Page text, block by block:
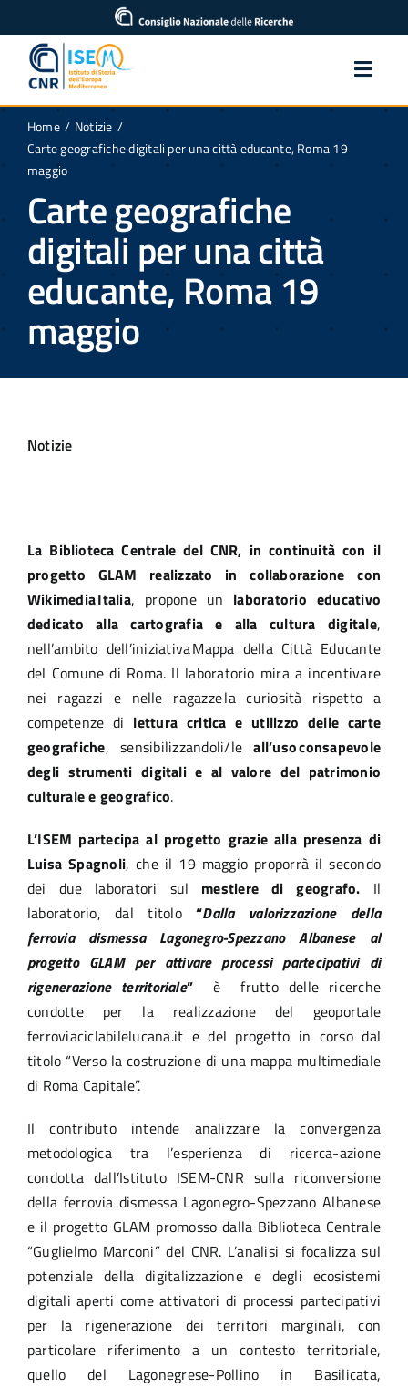
al
contenuto
Istituto
Ricerca
Pubblicazioni
Notizie
Bandi e opportunità
Home
Notizie
Carte geografiche digitali per una città educante, Roma 19
maggio
Carte geografiche
digitali per una città
educante, Roma 19
maggio
Notizie
La Biblioteca Centrale del CNR, in continuità con il
progetto GLAM realizzato in collaborazione con
Wikimedia Italia, propone un laboratorio educativo
dedicato alla cartografia e alla cultura digitale,
nell’ambito dell’iniziativa Mappa della Città Educante
del Comune di Roma. Il laboratorio mira a incentivare
nei ragazzi e nelle ragazze la curiosità rispetto a
competenze di lettura critica e utilizzo delle carte
geografiche, sensibilizzandoli/leall’uso consapevole
degli strumenti digitali e al valore del patrimonio
culturale e geografico.
L’ISEM partecipa al progetto grazie alla presenza di
Luisa Spagnoli, che il 19 maggio proporrà il secondo
dei due laboratori sul mestiere di geografo. Il
laboratorio, dal titolo“Dalla valorizzazione della
ferrovia dismessa Lagonegro-Spezzano Albanese al
progetto GLAM per attivare processi partecipativi di
rigenerazione territoriale”è frutto delle ricerche
condotte per la realizzazione del geoportale
ferroviaciclabilelucana.it e del progetto in corso dal
titolo “Verso la costruzione di una mappa multimediale
di Roma Capitale”.
Il contributo intende analizzare la convergenza
metodologica tra l’esperienza di ricerca-azione
condotta dall’Istituto ISEM-CNR sulla riconversione
della ferrovia dismessa Lagonegro-Spezzano Albanese
e il progetto GLAM promosso dalla Biblioteca Centrale
“Guglielmo Marconi” del CNR. L’analisi si focalizza sul
potenziale della digitalizzazione e degli ecosistemi
digitali aperti come attivatori di processi partecipativi
per la rigenerazione dei territori marginali, con
particolare riferimento a un contesto territoriale,
quello del Lagonegrese-Pollino in Basilicata,